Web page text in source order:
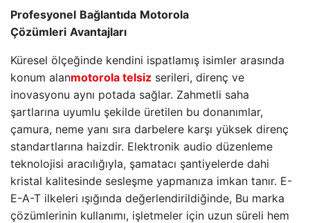
Profesyonel Bağlantıda Motorola
Çözümleri Avantajları
Küresel ölçeğinde kendini ispatlamış isimler arasında
konum alanmotorola telsiz serileri, direnç ve
inovasyonu aynı potada sağlar. Zahmetli saha
şartlarına uyumlu şekilde üretilen bu donanımlar,
çamura, neme yanı sıra darbelere karşı yüksek direnç
standartlarına haizdir. Elektronik audio düzenleme
teknolojisi aracılığıyla, şamatacı şantiyelerde dahi
kristal kalitesinde sesleşme yapmanıza imkan tanır. E-
E-A-T ilkeleri ışığında değerlendirildiğinde, Bu marka
çözümlerinin kullanımı, işletmeler için uzun süreli hem